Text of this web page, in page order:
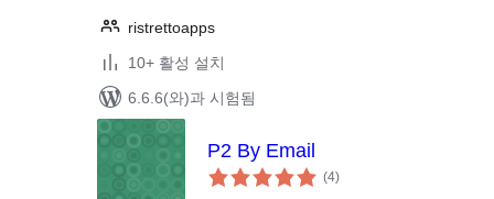
ristrettoapps
10+ 활성 설치
6.6.6(와)과 시험됨
P2 By Email
(4전
체)